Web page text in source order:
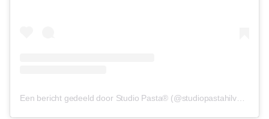
Een bericht gedeeld door Studio Pasta® (@studiopastahilversum)